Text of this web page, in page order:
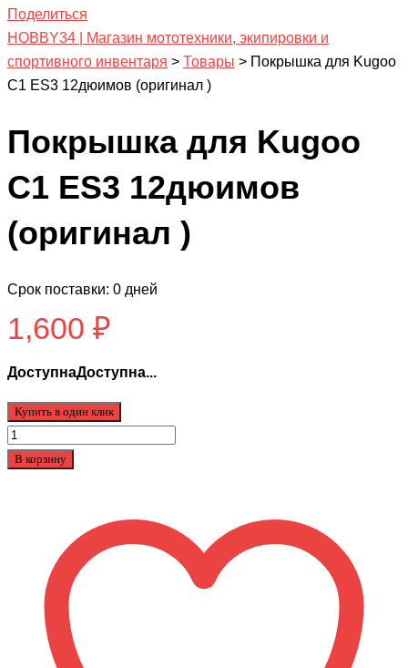
Поделиться
HOBBY34 | Магазин мототехники, экипировки и
спортивного инвентаря > Товары > Покрышка для Kugoo
С1 ES3 12дюимов (оригинал )
Покрышка для Kugoo
С1 ES3 12дюимов
(оригинал )
Срок поставки: 0 дней
1,600 ₽
ДоступнаДоступна...
Купить в один клик
Количество
товара
12дюимов
(оригинал
В корзину